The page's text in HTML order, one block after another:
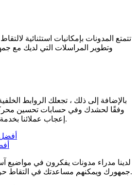
تتمتع المدونات بإمكانيات استثنائية
وتطوير المراسلات التي لديك مع
بالإضافة إلى ذلك ، تجعلك الروابط
وفقًا لحشدك وفي حسابات تحسين
إعجاب عملائنا بخدمة إدارة المدونة الخاصة بنا.
لدينا مدراء مدونات يفكرون في مواضيع
جمهورك ويمكنهم مساعدتك في التقاط حركة مرور طبيعية مركزة.